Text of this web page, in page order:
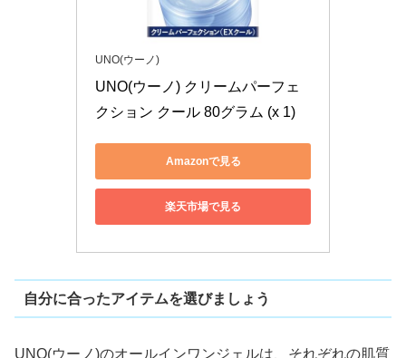
UNO(ウーノ)
UNO(ウーノ) クリームパーフェ
クション クール 80グラム (x 1)
Amazonで見る
楽天市場で見る
自分に合ったアイテムを選びましょう
UNO(ウーノ)のオールインワンジェルは、それぞれの肌質